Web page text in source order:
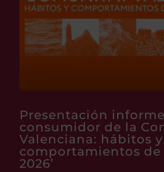
Presentación
consumidor de la
Valenciana: hábitos y
comportamientos de
2026’